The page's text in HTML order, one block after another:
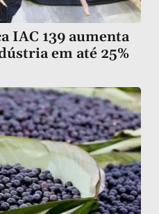
IAC 139 aumenta
em até 25%